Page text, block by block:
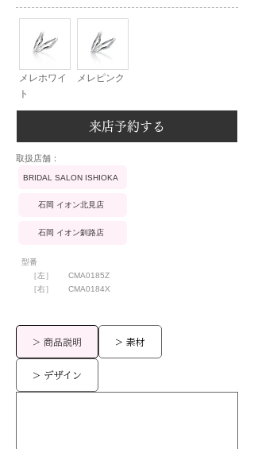
メレホワイ
ト
メレピンク
来店予約する
​取扱店舗：
BRIDAL SALON ISHIOKA
石岡 イオン北見店
石岡 イオン釧路店
型番
［左］
［右］
CMA0185Z
CMA0184X
> 商品説明 > 素材
> デザイン